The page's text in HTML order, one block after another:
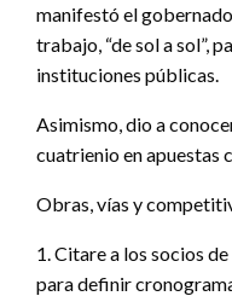
manifestó el
trabajo, “de sol a sol”,
instituciones públicas.
Asimismo, dio a
cuatrienio en apuestas
Obras, vías y
1. Citare a los socios
para definir